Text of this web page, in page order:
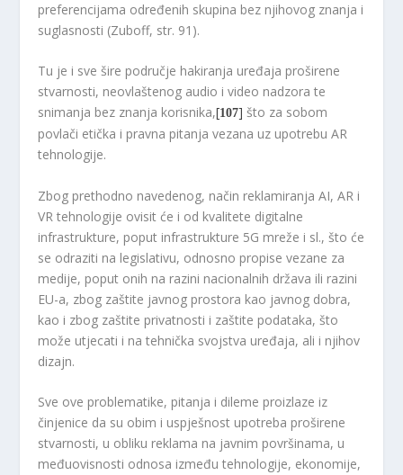
preferencijama određenih skupina bez njihovog znanja i
suglasnosti (Zuboff, str. 91).
Tu je i sve šire područje hakiranja uređaja proširene
stvarnosti, neovlaštenog audio i video nadzora te
snimanja bez znanja korisnika,[107] što za sobom
povlači etička i pravna pitanja vezana uz upotrebu AR
tehnologije.
Zbog prethodno navedenog, način reklamiranja AI, AR i
VR tehnologije ovisit će i od kvalitete digitalne
infrastrukture, poput infrastrukture 5G mreže i sl., što će
se odraziti na legislativu, odnosno propise vezane za
medije, poput onih na razini nacionalnih država ili razini
EU-a, zbog zaštite javnog prostora kao javnog dobra,
kao i zbog zaštite privatnosti i zaštite podataka, što
može utjecati i na tehnička svojstva uređaja, ali i njihov
dizajn.
Sve ove problematike, pitanja i dileme proizlaze iz
činjenice da su obim i uspješnost upotreba proširene
stvarnosti, u obliku reklama na javnim površinama, u
međuovisnosti odnosa između tehnologije, ekonomije,